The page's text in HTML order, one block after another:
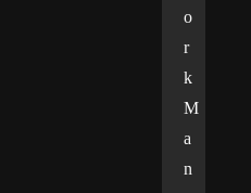
o
r
k
M
a
n